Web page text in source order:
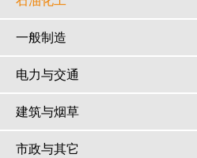
一般制造
电力与交通
建筑与烟草
市政与其它